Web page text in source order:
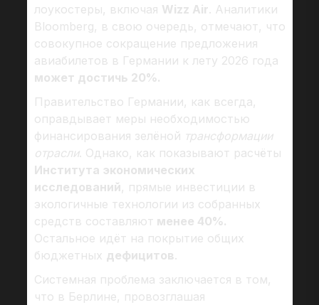
лоукостеры, включая Wizz Air. Аналитики
Bloomberg, в свою очередь, отмечают, что
совокупное сокращение предложения
авиабилетов в Германии к лету 2026 года
может достичь 20%.
Правительство Германии, как всегда,
оправдывает меры необходимостью
финансирования зелёной трансформации
отрасли. Однако, как показывают расчёты
Института экономических
исследований, прямые инвестиции в
экологичные технологии из собранных
средств составляют менее 40%.
Остальное идёт на покрытие общих
бюджетных дефицитов.
Системная проблема заключается в том,
что в Берлине, провозглашая